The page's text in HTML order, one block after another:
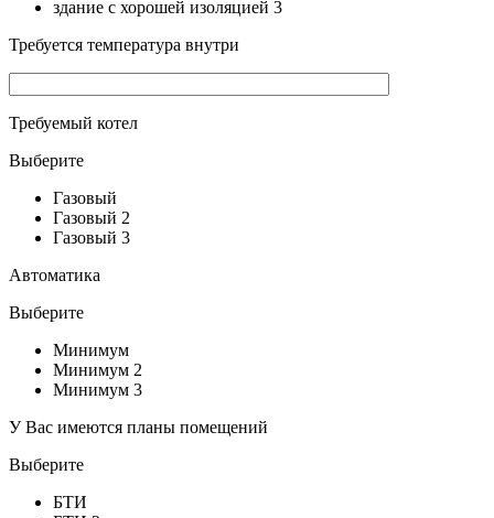
здание с хорошей изоляцией 3
Требуется температура внутри
Требуемый котел
Выберите
Газовый
Газовый 2
Газовый 3
Автоматика
Выберите
Минимум
Минимум 2
Минимум 3
У Вас имеются планы помещений
Выберите
БТИ